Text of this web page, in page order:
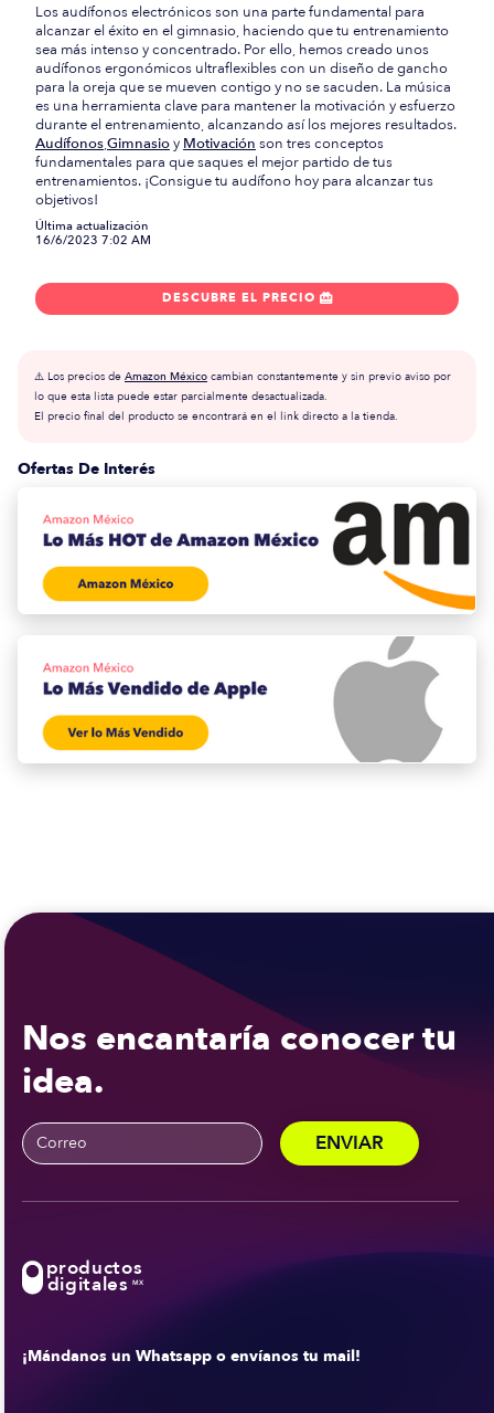
Los audífonos electrónicos son una parte fundamental para
alcanzar el éxito en el gimnasio, haciendo que tu entrenamiento
sea más intenso y concentrado. Por ello, hemos creado unos
audífonos ergonómicos ultraflexibles con un diseño de gancho
para la oreja que se mueven contigo y no se sacuden. La música
es una herramienta clave para mantener la motivación y esfuerzo
durante el entrenamiento, alcanzando así los mejores resultados.
Audífonos,Gimnasioy Motivación son tres conceptos
fundamentales para que saques el mejor partido de tus
entrenamientos. ¡Consigue tu audífono hoy para alcanzar tus
objetivos!
Última actualización
16/6/2023 7:02 AM
DESCUBRE EL PRECIO 
⚠️ Los precios de Amazon México cambian constantemente y sin previo aviso por
lo que esta lista puede estar parcialmente desactualizada.
El precio final del producto se encontrará en el link directo a la tienda.
Ofertas De Interés
Nos encantaría conocer tu
idea.
productos
digitales MX
¡Mándanos un Whatsapp o envíanos tu mail!